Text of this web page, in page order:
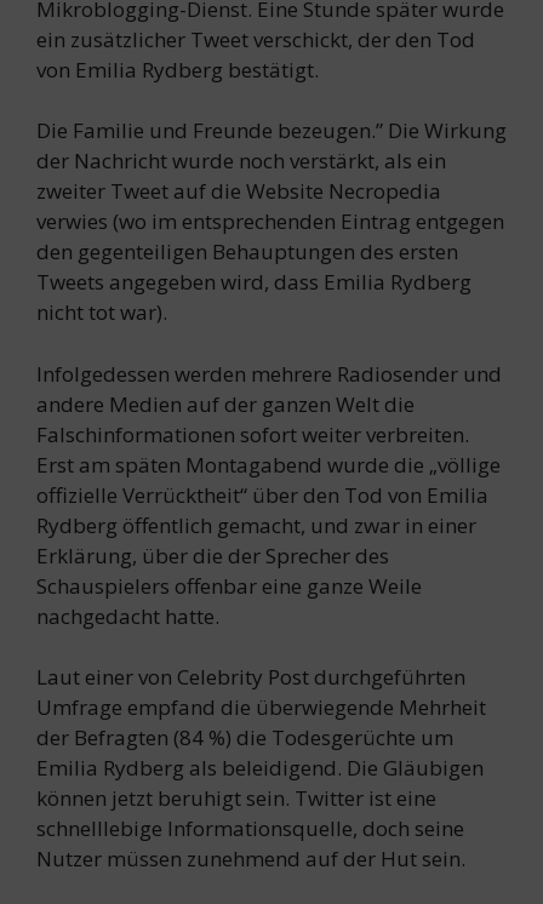
Mikroblogging-Dienst. Eine Stunde später wurde
ein zusätzlicher Tweet verschickt, der den Tod
von Emilia Rydberg bestätigt.
Die Familie und Freunde bezeugen.” Die Wirkung
der Nachricht wurde noch verstärkt, als ein
zweiter Tweet auf die Website Necropedia
verwies (wo im entsprechenden Eintrag entgegen
den gegenteiligen Behauptungen des ersten
Tweets angegeben wird, dass Emilia Rydberg
nicht tot war).
Infolgedessen werden mehrere Radiosender und
andere Medien auf der ganzen Welt die
Falschinformationen sofort weiter verbreiten.
Erst am späten Montagabend wurde die „völlige
offizielle Verrücktheit“ über den Tod von Emilia
Rydberg öffentlich gemacht, und zwar in einer
Erklärung, über die der Sprecher des
Schauspielers offenbar eine ganze Weile
nachgedacht hatte.
Laut einer von Celebrity Post durchgeführten
Umfrage empfand die überwiegende Mehrheit
der Befragten (84 %) die Todesgerüchte um
Emilia Rydberg als beleidigend. Die Gläubigen
können jetzt beruhigt sein. Twitter ist eine
schnelllebige Informationsquelle, doch seine
Nutzer müssen zunehmend auf der Hut sein.